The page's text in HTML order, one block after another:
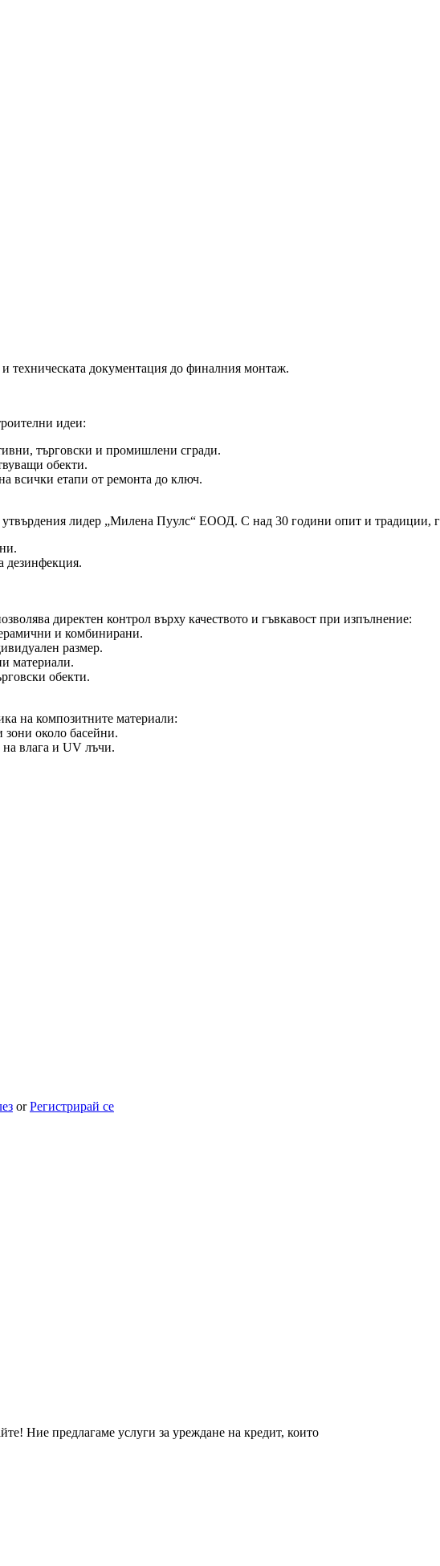
техническата документация до финалния монтаж.
идеи:
търговски и промишлени сгради.
обекти.
всички етапи от ремонта до ключ.
лидер „Милена Пуулс“ ЕООД. С над 30 години опит и традиции,
дезинфекция.
директен контрол върху качеството и гъвкавост при изпълнение:
и комбинирани.
размер.
материали.
обекти.
на композитните материали:
зони около басейни.
влага и UV лъчи.
orРегистрирай се
Ние предлагаме услуги за уреждане на кредит, които